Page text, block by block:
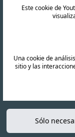
Limite
Buscar por
Este cookie de
Una cookie de
sitio y las
Sólo